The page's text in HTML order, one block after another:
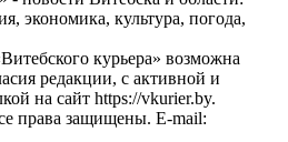
экономика, культура, погода,
курьера» возможна
редакции, с активной и
на сайт https://vkurier.by.
права защищены. E-mail: